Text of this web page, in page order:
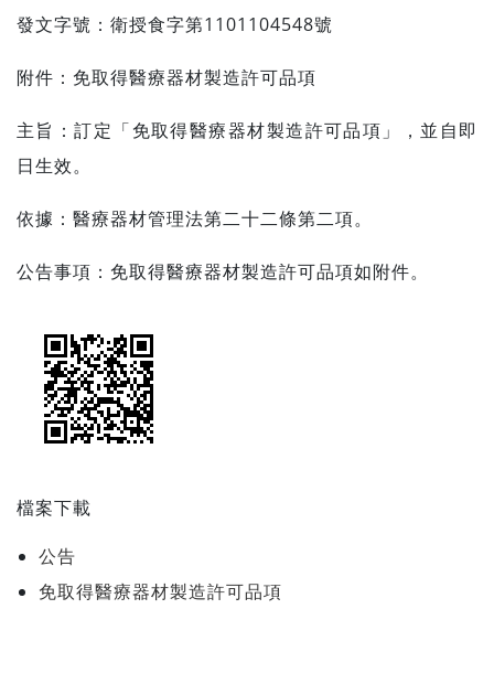
發文字號：衛授食字第1101104548號
附件：免取得醫療器材製造許可品項
主旨：訂定「免取得醫療器材製造許可品項」，並自即
日生效。
依據：醫療器材管理法第二十二條第二項。
公告事項：免取得醫療器材製造許可品項如附件。
檔案下載
公告
免取得醫療器材製造許可品項